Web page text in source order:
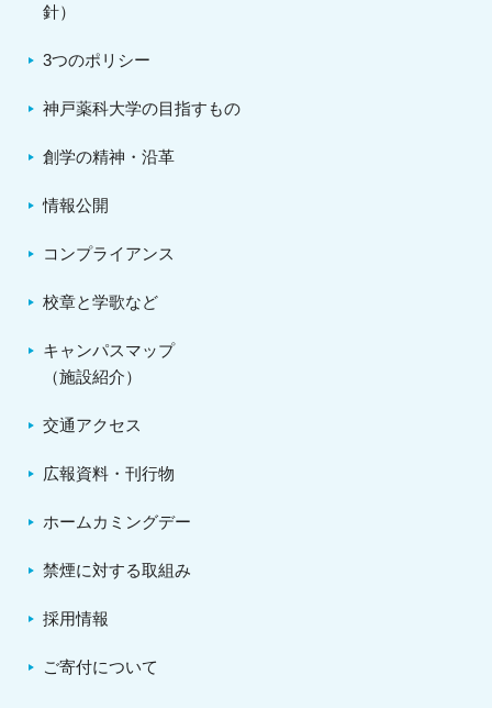
針）
3つのポリシー
神戸薬科大学の目指すもの
創学の精神・沿革
情報公開
コンプライアンス
校章と学歌など
キャンパスマップ
（施設紹介）
交通アクセス
広報資料・刊行物
ホームカミングデー
禁煙に対する取組み
採用情報
ご寄付について